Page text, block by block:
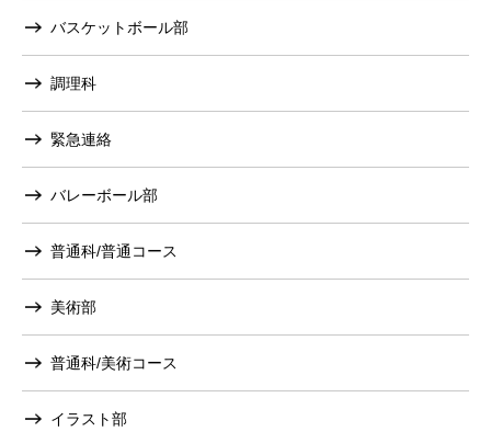
バスケットボール部
調理科
緊急連絡
バレーボール部
普通科/普通コース
美術部
普通科/美術コース
イラスト部